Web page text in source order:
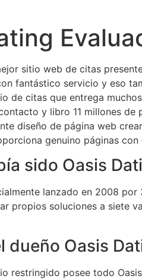
sitio web de citas
fantástico servicio y eso
de citas que entrega
y libro 11 millones
diseño de página web
genuino páginas
sido Oasis
lanzado en 2008
propios soluciones a siete
dueño Oasis
restringido posee todo